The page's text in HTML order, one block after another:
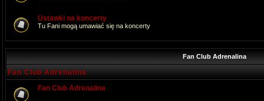
Ustawki na koncerty
Tu Fani mogą umawiać się na koncerty
Fan Club Adrenalina
Fan Club Adrenalina
Fan Club Adrenalina